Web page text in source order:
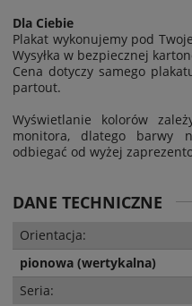
Dla Ciebie
Plakat wykonujemy pod
Wysyłka w bezpiecznej
Cena dotyczy samego
partout.
Wyświetlanie kolorów
monitora, dlatego barwy
odbiegać od wyżej
DANE TECHNICZNE
Orientacja:
pionowa (wertykalna)
Seria: